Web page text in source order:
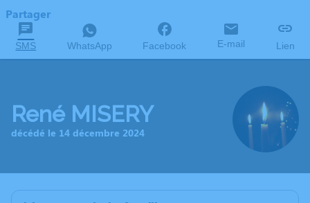
Partager
SMS WhatsApp Facebook E-mail Lien
René MISERY
décédé le 14 décembre 2024